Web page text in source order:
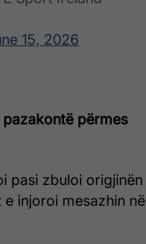
15, 2026
përmes
pasi zbuloi origjinën
injoroi mesazhin në